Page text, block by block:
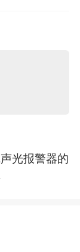
光报警器的